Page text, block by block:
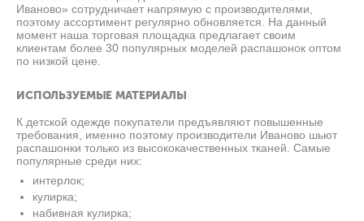
Иваново» сотрудничает напрямую с производителями,
поэтому ассортимент регулярно обновляется. На данный
момент наша торговая площадка предлагает своим
клиентам более 30 популярных моделей распашонок оптом
по низкой цене.
ИСПОЛЬЗУЕМЫЕ МАТЕРИАЛЫ
К детской одежде покупатели предъявляют повышенные
требования, именно поэтому производители Иваново шьют
распашонки только из высококачественных тканей. Самые
популярные среди них:
интерлок;
кулирка;
набивная кулирка;